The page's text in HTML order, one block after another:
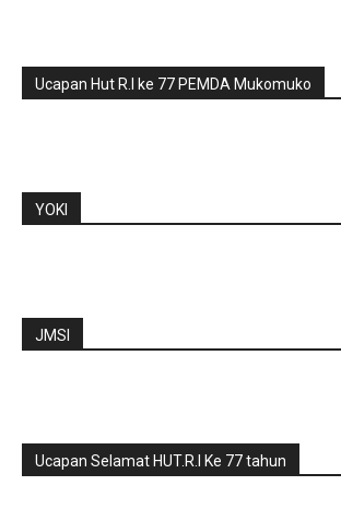
Ucapan Hut R.I ke 77 PEMDA Mukomuko
YOKI
JMSI
Ucapan Selamat HUT.R.I Ke 77 tahun